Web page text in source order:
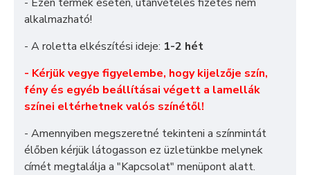
alkalmazható!
- A roletta elkészítési ideje: 1-2 hét
- Kérjük vegye figyelembe, hogy kijelzője szín,
fény és egyéb beállításai végett a lamellák
színei eltérhetnek valós színétől!
- Amennyiben megszeretné tekinteni a színmintát
élőben kérjük látogasson ez üzletünkbe melynek
címét megtalálja a "Kapcsolat" menüpont alatt.